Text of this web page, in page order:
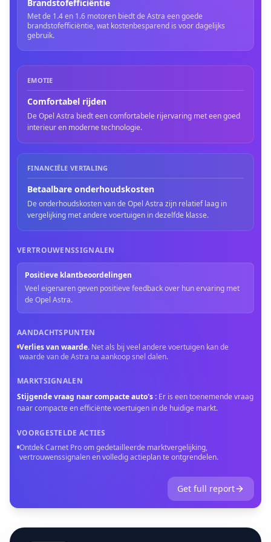
Brandstofefficiëntie
Met de 1.4 en 1.6 motoren biedt de Astra een goede
brandstofefficiëntie, wat kostenbesparend is voor dagelijks
gebruik.
EMOTIE
Comfortabel rijden
De Opel Astra biedt een comfortabele rijervaring met een goed
interieur en moderne technologie.
FINANCIËLE VERTALING
Betaalbare onderhoudskosten
De onderhoudskosten van de Opel Astra zijn relatief laag in
vergelijking met andere voertuigen in dezelfde klasse.
VERTROUWENSSIGNALEN
Positieve klantbeoordelingen
Veel eigenaren geven positieve feedback over hun ervaring met
de Opel Astra.
AANDACHTSPUNTEN
Verlies van waarde. Net als bij veel andere voertuigen kan de
waarde van de Astra na aankoop snel dalen.
MARKTSIGNALEN
Stijgende vraag naar compacte auto's: Er is een toenemende vraag
naar compacte en efficiënte voertuigen in de huidige markt.
VOORGESTELDE ACTIES
Ontdek Carnet Pro om gedetailleerde marktvergelijking,
vertrouwenssignalen en volledig actieplan te ontgrendelen.
Get full report